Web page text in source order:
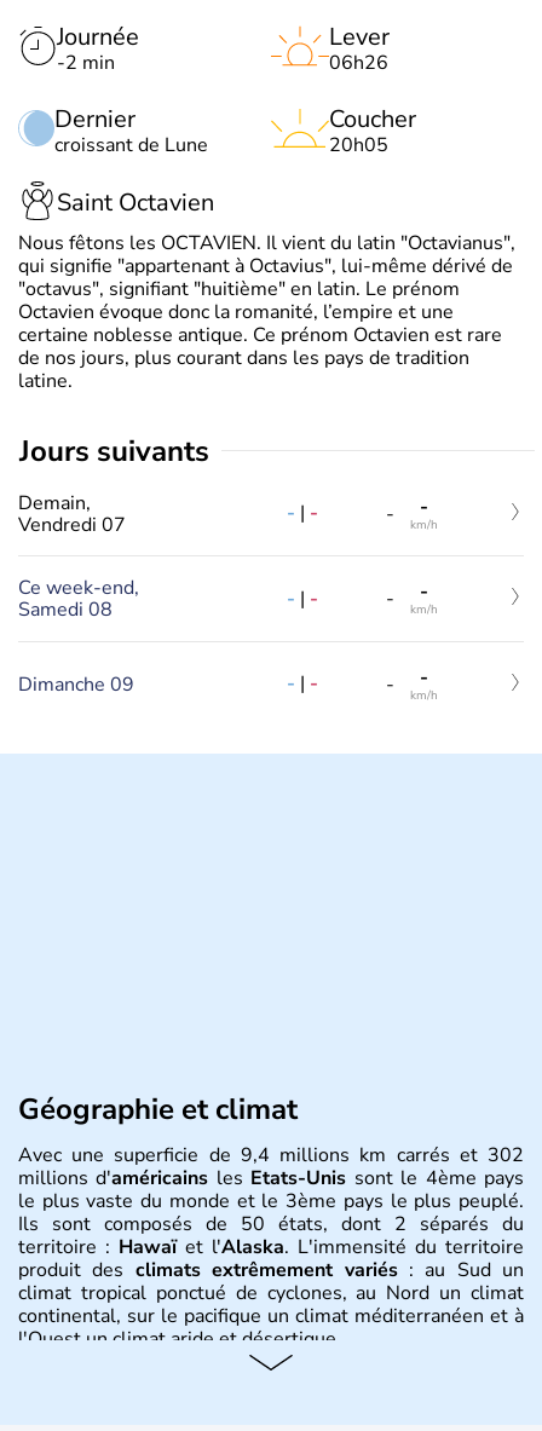
Journée
-2 min
Dernier
croissant de Lune
Lever
06h26
Coucher
20h05
Saint Octavien
Nous fêtons les OCTAVIEN. Il vient du latin "Octavianus",
qui signifie "appartenant à Octavius", lui-même dérivé de
"octavus", signifiant "huitième" en latin. Le prénom
Octavien évoque donc la romanité, l’empire et une
certaine noblesse antique. Ce prénom Octavien est rare
de nos jours, plus courant dans les pays de tradition
latine.
jours suivants
Demain,
Vendredi 07
- | - - -
km/h
Ce week-end,
Samedi 08
- | - - -
km/h
Dimanche 09 - | - - -
km/h
Géographie et climat
Avec une superficie de 9,4 millions km carrés et 302
millions d'américains les Etats-Unis sont le 4ème pays
le plus vaste du monde et le 3ème pays le plus peuplé.
Ils sont composés de 50 états, dont 2 séparés du
territoire : Hawaïet l'Alaska. L'immensité du territoire
produit des climats extrêmement variés: au Sud un
climat tropical ponctué de cyclones, au Nord un climat
continental, sur le pacifique un climat méditerranéen et à
l'Ouest un climat aride et désertique.